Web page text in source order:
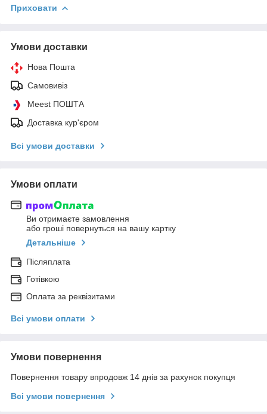
Приховати
Умови доставки
Нова Пошта
Самовивіз
Meest ПОШТА
Доставка кур'єром
Всі умови доставки
Умови оплати
Ви отримаєте замовлення
або гроші повернуться на вашу картку
Детальніше
Післяплата
Готівкою
Оплата за реквізитами
Всі умови оплати
Умови повернення
Повернення товару впродовж 14 днів за рахунок покупця
Всі умови повернення